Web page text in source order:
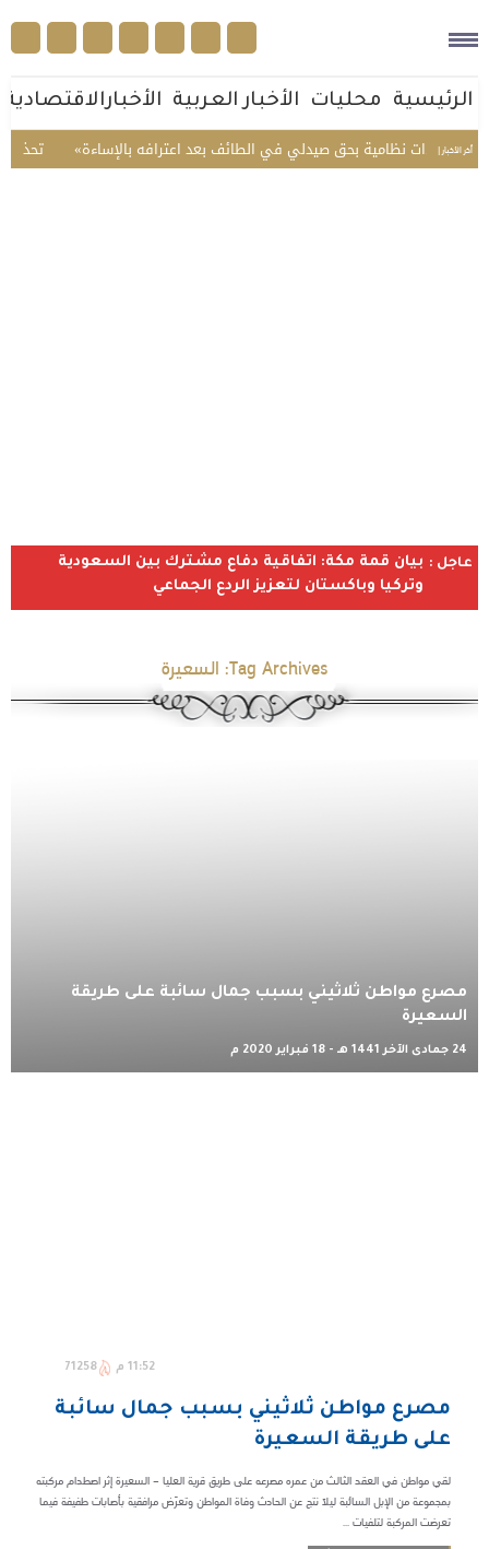
الرئيسية محليات الأخبار العربية الأخبارالاقتصادية
أخر الأخبار | تحذير إجراءات نظامية بحق صيدلي في الطائف بعد اعترافه بالإساءة
عاجل : بيان قمة مكة: اتفاقية دفاع مشترك بين السعودية
وتركيا وباكستان لتعزيز الردع الجماعي
Tag Archives: السعيرة
مصرع مواطن ثلاثيني بسبب جمال سائبة على طريقة
السعيرة
24 جمادى الآخر 1441 هـ - 18 فبراير 2020 م
11:52 م 71258
مصرع مواطن ثلاثيني بسبب جمال سائبة
على طريقة السعيرة
لقي مواطن في العقد الثالث من عمره مصرعه على طريق قرية العليا – السعيرة إثر اصطدام مركبته
بمجموعة من الإبل السائبة ليلآ نتج عن الحادث وفاة المواطن وتعرّض مرافقية بأصابات طفيفة فيما
تعرضت المركبة لتلفيات ...